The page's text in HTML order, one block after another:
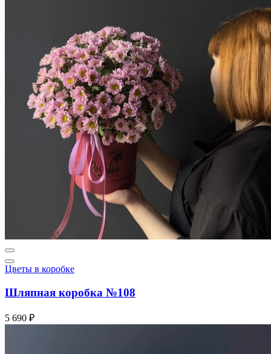
Цветы в коробке
Шляпная коробка №108
5 690 ₽